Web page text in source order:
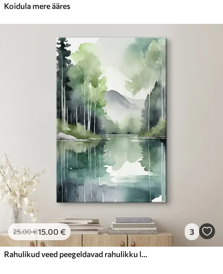
Koidula mere ääres
25.00€15.00 € 3
Rahulikud veed peegeldavad rahulikku loodust